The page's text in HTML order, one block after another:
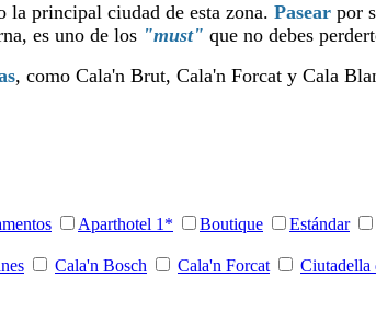
la principal ciudad de esta zona. Pasearpor
es uno de los "must" que no debes
, como Cala'n Brut, Cala'n Forcat y Cala
Aparthotel 1* Boutique Estándar
Cala'n Bosch Cala'n Forcat
Ciutadella